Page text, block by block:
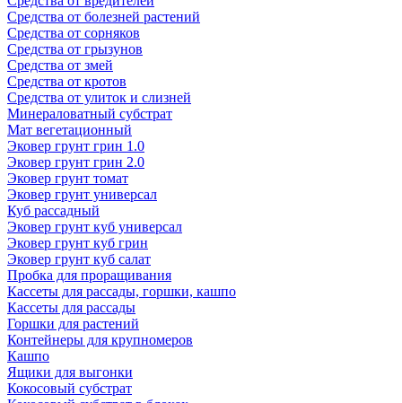
Средства от болезней растений
Средства от сорняков
Средства от грызунов
Средства от змей
Средства от кротов
Средства от улиток и слизней
Минераловатный субстрат
Мат вегетационный
Эковер грунт грин 1.0
Эковер грунт грин 2.0
Эковер грунт томат
Эковер грунт универсал
Куб рассадный
Эковер грунт куб универсал
Эковер грунт куб грин
Эковер грунт куб салат
Пробка для проращивания
Кассеты для рассады, горшки, кашпо
Кассеты для рассады
Горшки для растений
Контейнеры для крупномеров
Кашпо
Ящики для выгонки
Кокосовый субстрат